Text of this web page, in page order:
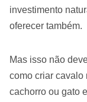
investimento
oferecer também.
Mas isso não
como criar cavalo
cachorro ou gato